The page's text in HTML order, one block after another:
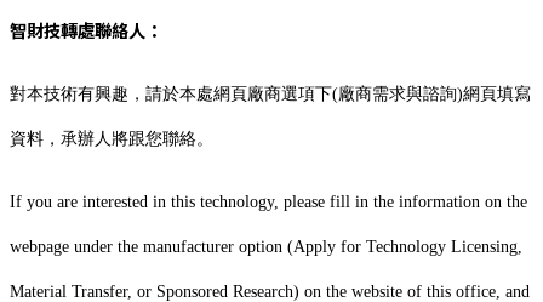
智財技轉處聯絡人：
對本技術有興趣，請於本處網頁廠商選項下(廠商需求與諮詢)網頁填寫
資料，承辦人將跟您聯絡。
If you are interested in this technology, please fill in the information on the
webpage under the manufacturer option (Apply for Technology Licensing,
Material Transfer, or Sponsored Research) on the website of this office, and